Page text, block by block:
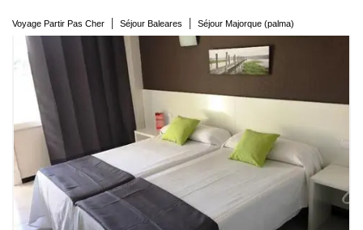
Voyage Partir Pas Cher | Séjour Baleares | Séjour Majorque (palma)